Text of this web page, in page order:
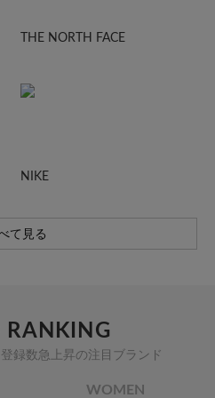
THE NORTH FACE
NIKE
て見る
RANKING
録数急上昇の注目ブランド
WOMEN